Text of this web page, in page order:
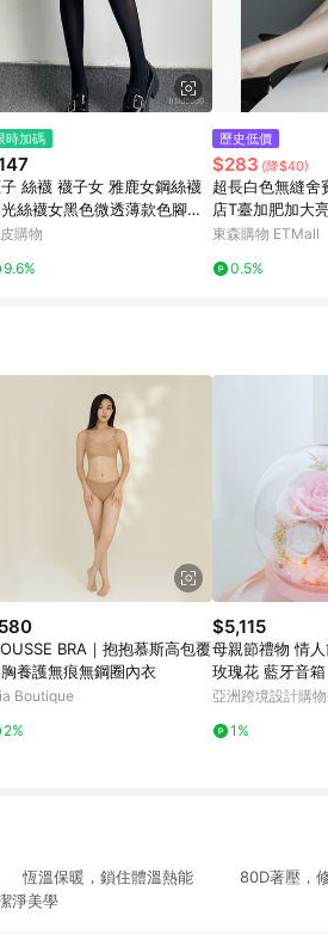
時加碼
絲襪 襪子女 雅鹿女鋼絲襪
絲襪女黑色微透薄款色腳底
打底連褲襪
購物
9.6%
歷史低價
$283 (降$40)
超長白色無縫舍
店T臺加肥加大
東森購物 ETMall
0.5%
BRA｜抱抱慕斯高包覆
養護無痕無鋼圈內衣
Boutique
2%
$5,115
母親節禮物 情
玫瑰花 藍牙音箱
亞洲跨境設計購
1%
恆溫保暖，鎖住體溫熱能 80D著壓，
淨美學